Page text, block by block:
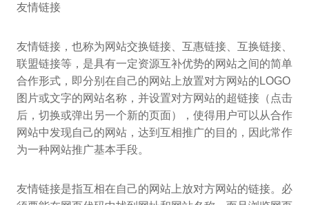
友情链接
友情链接，也称为网站交换链接、互惠链接、互换链接、
联盟链接等，是具有一定资源互补优势的网站之间的简单
合作形式，即分别在自己的网站上放置对方网站的LOGO
图片或文字的网站名称，并设置对方网站的超链接（点击
后，切换或弹出另一个新的页面），使得用户可以从合作
网站中发现自己的网站，达到互相推广的目的，因此常作
为一种网站推广基本手段。
友情链接是指互相在自己的网站上放对方网站的链接。必